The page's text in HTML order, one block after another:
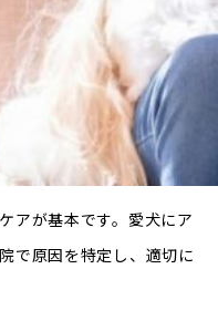
アが基本です。愛犬にア
で原因を特定し、適切に